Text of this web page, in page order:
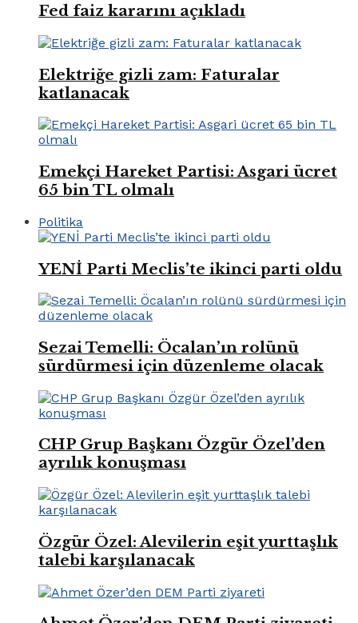
Fed faiz kararını açıkladı
Elektriğe gizli zam: Faturalar
katlanacak
Emekçi Hareket Partisi: Asgari ücret
65 bin TL olmalı
Politika
YENİ Parti Meclis’te ikinci parti oldu
Sezai Temelli: Öcalan’ın rolünü
sürdürmesi için düzenleme olacak
CHP Grup Başkanı Özgür Özel’den
ayrılık konuşması
Özgür Özel: Alevilerin eşit yurttaşlık
talebi karşılanacak